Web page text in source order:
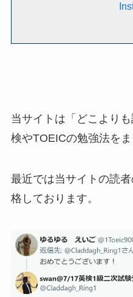
当サイトは「どこより
検やTOEICの勉強法をま
最近では当サイトの読
格しております。